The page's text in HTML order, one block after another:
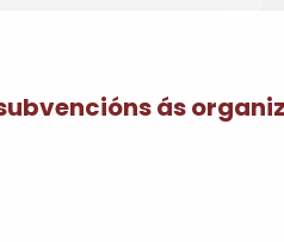
ás